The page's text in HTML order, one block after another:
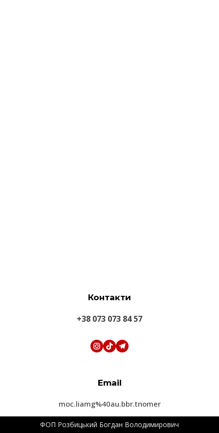
Контакти
+38 073 073 84 57
Email
moc.liamg%40au.bbr.tnomer
ФОП Розбицький Богдан Володимирович